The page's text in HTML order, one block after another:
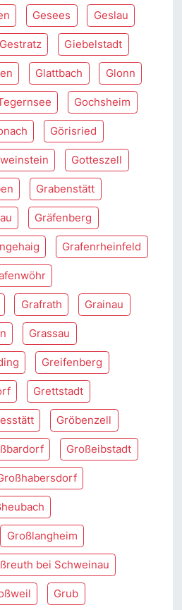
Gesees Geslau
Gestratz Giebelstadt
Glattbach Glonn
Gochsheim
Görisried
Gotteszell
Grabenstätt
Gräfenberg
Grafenrheinfeld
Grafrath Grainau
Grassau
Greifenberg
Grettstadt
Gröbenzell
Großeibstadt
Großlangheim
bei Schweinau
Grub